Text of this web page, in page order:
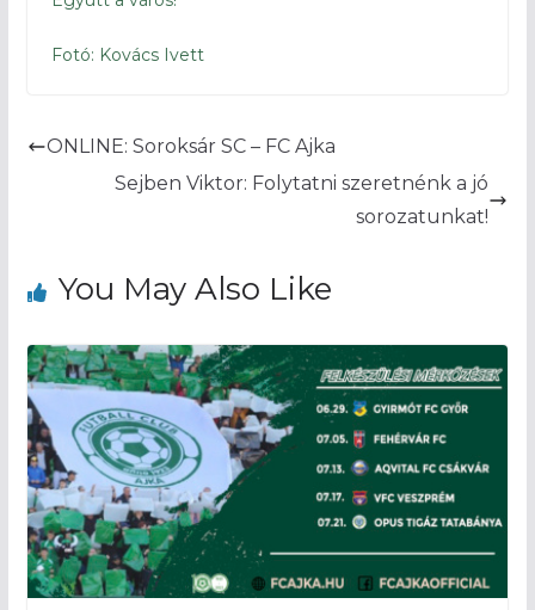
Fotó: Kovács Ivett
ONLINE: Soroksár SC – FC Ajka
Sejben Viktor: Folytatni szeretnénk a jó
sorozatunkat!
You May Also Like